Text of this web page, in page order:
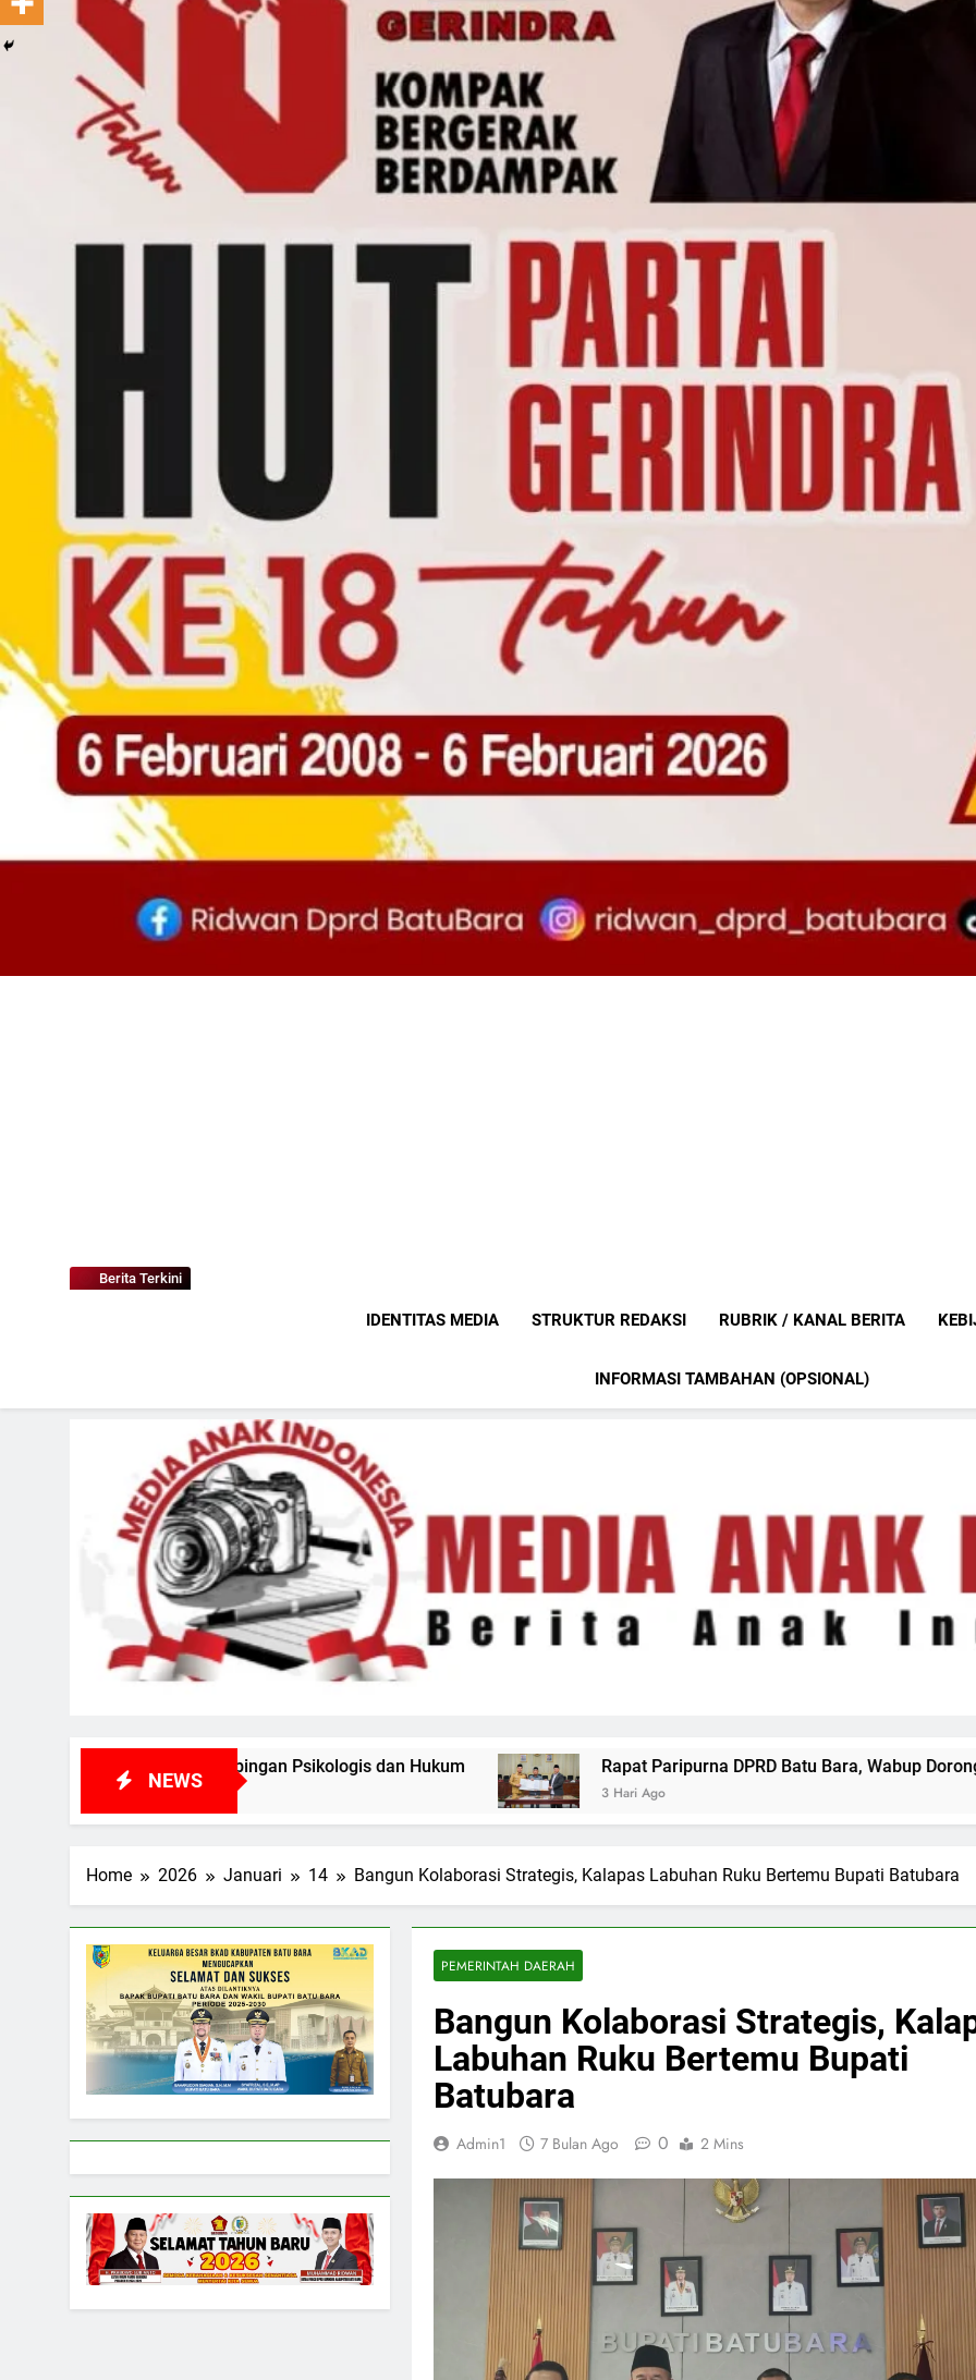
Berita Terkini
IDENTITAS MEDIA STRUKTUR REDAKSI RUBRIK / KANAL BERITA
INFORMASI TAMBAHAN (OPSIONAL)
NEWS
Psikologis dan Hukum Rapat Paripurna DPRD Batu Bara, Wabup Dorong Tata Kelola Keuangan
Home 2026 Januari 14 Bangun Kolaborasi Strategis, Kalapas Labuhan Ruku Bertemu Bupati Batubara
PEMERINTAH DAERAH
Bangun Kolaborasi Strategis,
Labuhan Ruku Bertemu Bupati
Batubara
Admin1 7 Bulan Ago 0 2 Mins